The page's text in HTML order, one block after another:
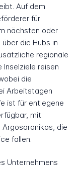
Auf dem
für
nächsten oder
die Hubs in
regionale
Inselziele reisen
die
Arbeitstagen
ist für entlegene
mit
Argosaronikos, die
fallen.
Unternehmens